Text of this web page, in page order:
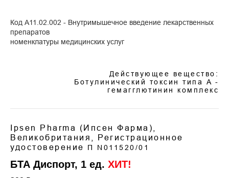
Код А11.02.002 - Внутримышечное введение лекарственных
препаратов
номенклатуры медицинских услуг
Действующее вещество:
Ботулинический токсин типа A -
гемагглютинин комплекс
Ipsen Pharma (Ипсен Фарма),
Великобритания, Регистрационное
удостоверение
П N011520/01
БТА Диспорт, 1 ед. ХИТ!